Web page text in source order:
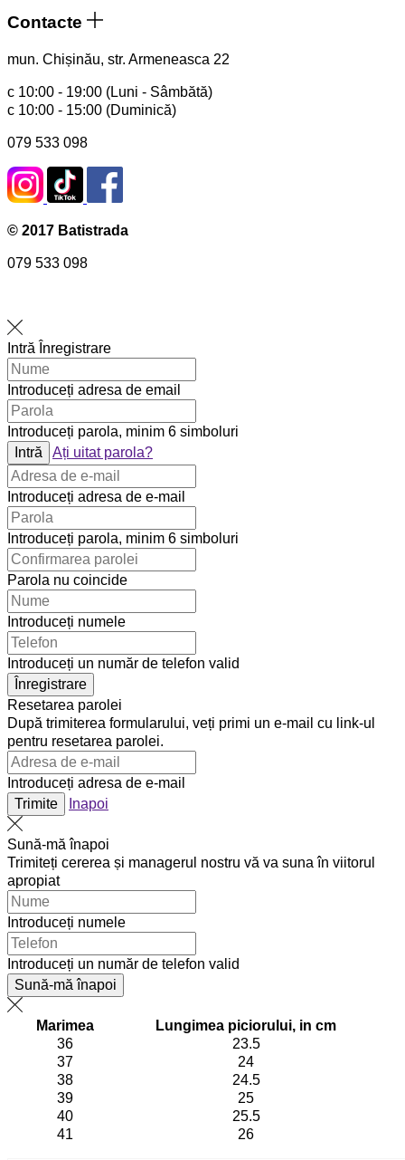
Contacte
mun. Chișinău, str. Armeneasca 22
с 10:00 - 19:00 (Luni - Sâmbătă)
с 10:00 - 15:00 (Duminică)
079 533 098
© 2017 Batistrada
079 533 098
Intră Înregistrare
Introduceți adresa de email
Introduceți parola, minim 6 simboluri
Intră
Ați uitat parola?
Introduceți adresa de e-mail
Introduceți parola, minim 6 simboluri
Parola nu coincide
Introduceți numele
Introduceți un număr de telefon valid
Înregistrare
Resetarea parolei
După trimiterea formularului, veți primi un e-mail cu link-ul
pentru resetarea parolei.
Introduceți adresa de e-mail
Trimite
Inapoi
Sună-mă înapoi
Trimiteți cererea și managerul nostru vă va suna în viitorul
apropiat
Introduceți numele
Introduceți un număr de telefon valid
Sună-mă înapoi
Marimea
Lungimea piciorului, in cm
36
23.5
37
24
38
24.5
39
25
40
25.5
41
26